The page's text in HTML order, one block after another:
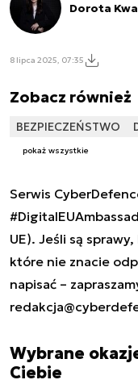
Dorota
8 lipca 2025, 07:35
Zobacz również
BEZPIECZEŃSTWO
pokaż wszystkie
Serwis
UE). Jeśli są
które nie znacie
napisać –
Wybrane
Ciebie